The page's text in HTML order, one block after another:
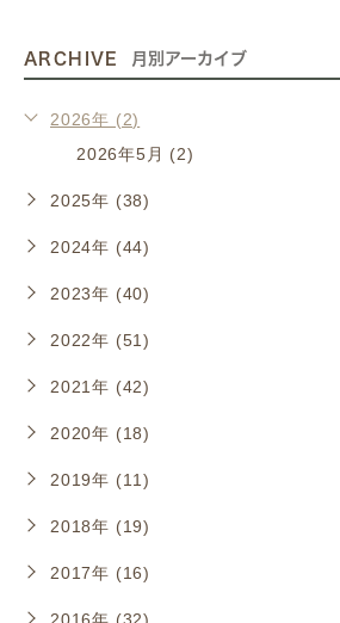
ARCHIVE 月別アーカイブ
2026年 (2)
2026年5月 (2)
2025年 (38)
2024年 (44)
2023年 (40)
2022年 (51)
2021年 (42)
2020年 (18)
2019年 (11)
2018年 (19)
2017年 (16)